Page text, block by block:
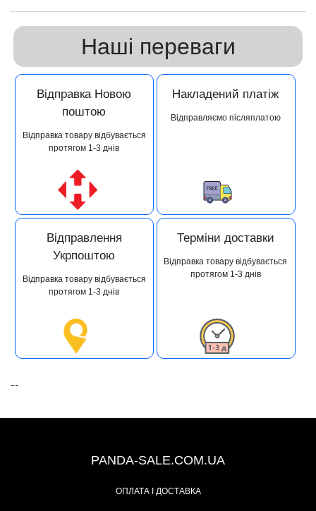
Наші переваги
Відправка Новою
поштою
Відправка товару відбувається
протягом 1-3 днів
Накладений платіж
Відправляємо післяплатою
Відправлення
Укрпоштою
Відправка товару відбувається
протягом 1-3 днів
Терміни доставки
Відправка товару відбувається
протягом 1-3 днів
--
PANDA-SALE.COM.UA
ОПЛАТА І ДОСТАВКА